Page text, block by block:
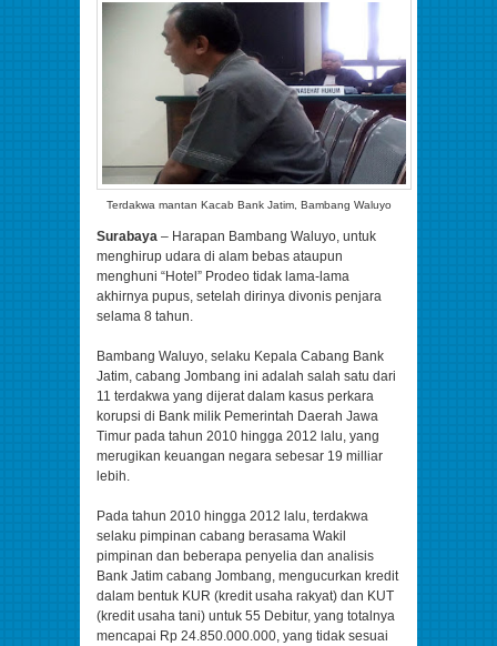
Terdakwa mantan Kacab Bank Jatim, Bambang Waluyo
Surabaya – Harapan Bambang Waluyo, untuk
menghirup udara di alam bebas ataupun
menghuni “Hotel” Prodeo tidak lama-lama
akhirnya pupus, setelah dirinya divonis penjara
selama 8 tahun.
Bambang Waluyo, selaku Kepala Cabang Bank
Jatim, cabang Jombang ini adalah salah satu dari
11 terdakwa yang dijerat dalam kasus perkara
korupsi di Bank milik Pemerintah Daerah Jawa
Timur pada tahun 2010 hingga 2012 lalu, yang
merugikan keuangan negara sebesar 19 milliar
lebih.
Pada tahun 2010 hingga 2012 lalu, terdakwa
selaku pimpinan cabang berasama Wakil
pimpinan dan beberapa penyelia dan analisis
Bank Jatim cabang Jombang, mengucurkan kredit
dalam bentuk KUR (kredit usaha rakyat) dan KUT
(kredit usaha tani) untuk 55 Debitur, yang totalnya
mencapai Rp 24.850.000.000, yang tidak sesuai